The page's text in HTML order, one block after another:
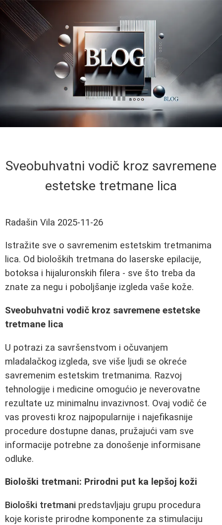
Sveobuhvatni vodič kroz savremene
estetske tretmane lica
Radašin Vila 2025-11-26
Istražite sve o savremenim estetskim tretmanima
lica. Od bioloških tretmana do laserske epilacije,
botoksa i hijaluronskih filera - sve što treba da
znate za negu i poboljšanje izgleda vaše kože.
Sveobuhvatni vodič kroz savremene estetske
tretmane lica
U potrazi za savršenstvom i očuvanjem
mladalačkog izgleda, sve više ljudi se okreće
savremenim estetskim tretmanima. Razvoj
tehnologije i medicine omogućio je neverovatne
rezultate uz minimalnu invazivnost. Ovaj vodič će
vas provesti kroz najpopularnije i najefikasnije
procedure dostupne danas, pružajući vam sve
informacije potrebne za donošenje informisane
odluke.
Biološki tretmani: Prirodni put ka lepšoj koži
Biološki tretmani predstavljaju grupu procedura
koje koriste prirodne komponente za stimulaciju